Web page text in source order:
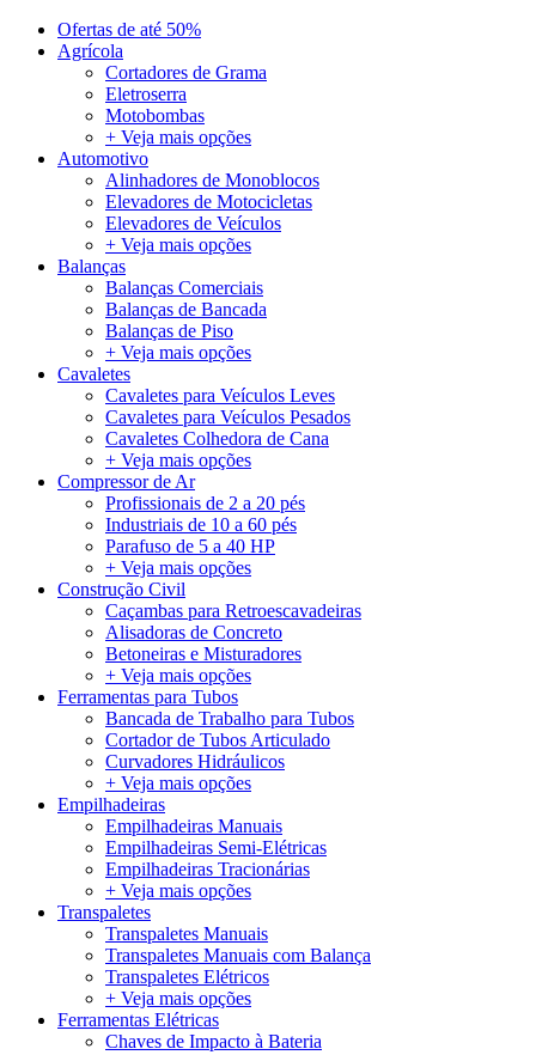
Ofertas de até 50%
Agrícola
Cortadores de Grama
Eletroserra
Motobombas
+ Veja mais opções
Automotivo
Alinhadores de Monoblocos
Elevadores de Motocicletas
Elevadores de Veículos
+ Veja mais opções
Balanças
Balanças Comerciais
Balanças de Bancada
Balanças de Piso
+ Veja mais opções
Cavaletes
Cavaletes para Veículos Leves
Cavaletes para Veículos Pesados
Cavaletes Colhedora de Cana
+ Veja mais opções
Compressor de Ar
Profissionais de 2 a 20 pés
Industriais de 10 a 60 pés
Parafuso de 5 a 40 HP
+ Veja mais opções
Construção Civil
Caçambas para Retroescavadeiras
Alisadoras de Concreto
Betoneiras e Misturadores
+ Veja mais opções
Ferramentas para Tubos
Bancada de Trabalho para Tubos
Cortador de Tubos Articulado
Curvadores Hidráulicos
+ Veja mais opções
Empilhadeiras
Empilhadeiras Manuais
Empilhadeiras Semi-Elétricas
Empilhadeiras Tracionárias
+ Veja mais opções
Transpaletes
Transpaletes Manuais
Transpaletes Manuais com Balança
Transpaletes Elétricos
+ Veja mais opções
Ferramentas Elétricas
Chaves de Impacto à Bateria